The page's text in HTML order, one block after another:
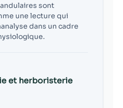
sont
une lecture qui
dans un cadre
et herboristerie